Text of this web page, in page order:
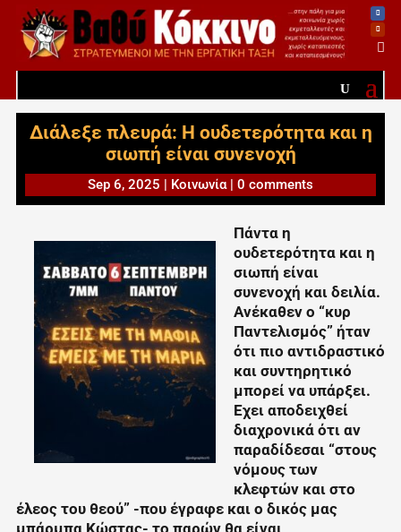

Διάλεξε πλευρά: Η ουδετερότητα και η
σιωπή είναι συνενοχή
Sep 6, 2025 | Κοινωνία| 0 comments
Πάντα η
ουδετερότητα και η
σιωπή είναι
συνενοχή και δειλία.
Ανέκαθεν ο “κυρ
Παντελισμός” ήταν
ότι πιο αντιδραστικό
και συντηρητικό
μπορεί να υπάρξει.
Εχει αποδειχθεί
διαχρονικά ότι αν
παραδίδεσαι “στους
νόμους των
κλεφτών και στο
έλεος του θεού” -που έγραφε και ο δικός μας